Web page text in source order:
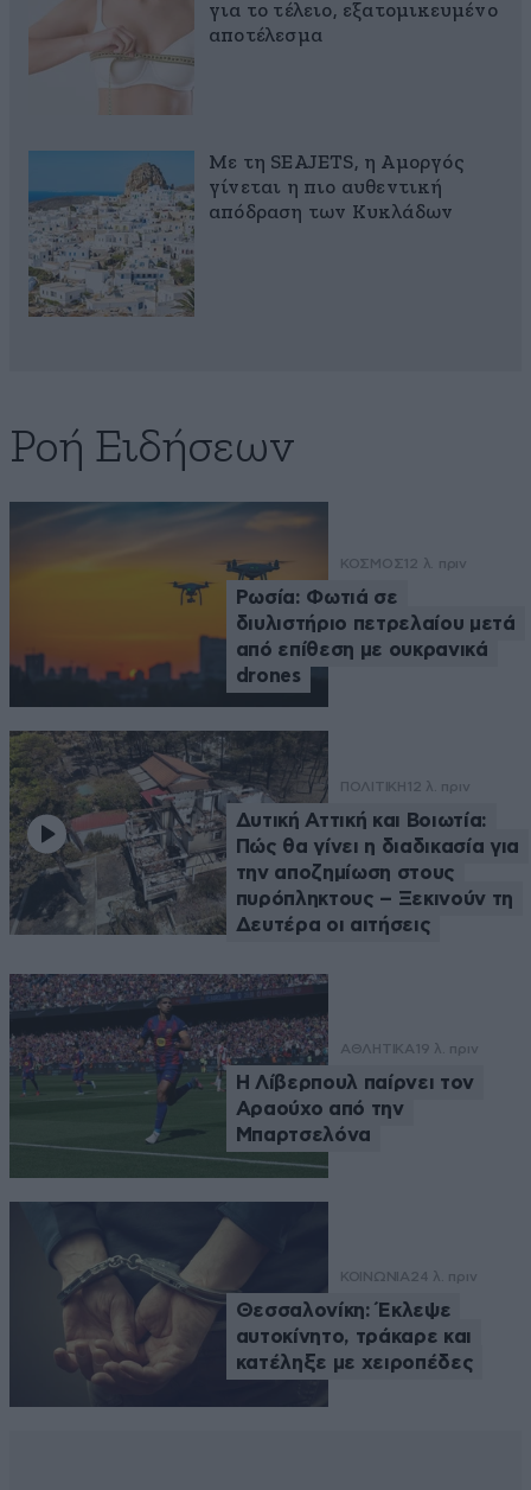
για το τέλειο, εξατομικευμένο
αποτέλεσμα
Με τη SEAJETS, η Αμοργός
γίνεται η πιο αυθεντική
απόδραση των Κυκλάδων
Ροή Ειδήσεων
ΚΟΣΜΟΣ 12 λ. πριν
Ρωσία: Φωτιά σε
διυλιστήριο πετρελαίου μετά
από επίθεση με ουκρανικά
drones
ΠΟΛΙΤΙΚΗ 12 λ. πριν
Δυτική Αττική και Βοιωτία:
Πώς θα γίνει η διαδικασία για
την αποζημίωση στους
πυρόπληκτους – Ξεκινούν τη
Δευτέρα οι αιτήσεις
ΑΘΛΗΤΙΚΑ 19 λ. πριν
Η Λίβερπουλ παίρνει τον
Αραούχο από την
Μπαρτσελόνα
ΚΟΙΝΩΝΙΑ24 λ. πριν
Θεσσαλονίκη: Έκλεψε
αυτοκίνητο, τράκαρε και
κατέληξε με χειροπέδες